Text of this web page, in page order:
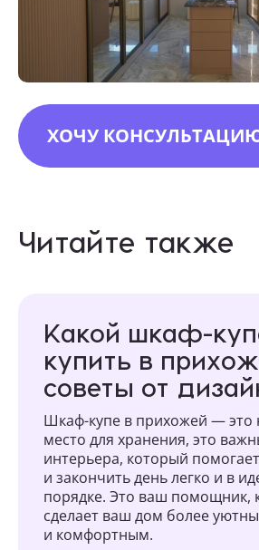
ХОЧУ
Читайте также
Какой шкаф-
купить в
советы от
Шкаф-купе в прихожей — это
место для хранения, это
интерьера, который
и закончить день легко и в
порядке. Это ваш помощник,
сделает ваш дом более
и комфортным.